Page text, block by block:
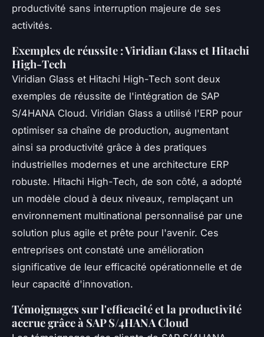
productivité sans interruption majeure de ses
activités.
Exemples de réussite : Viridian Glass et Hitachi
High-Tech
Viridian Glass et Hitachi High-Tech sont deux
exemples de réussite de l'intégration de SAP
S/4HANA Cloud. Viridian Glass a utilisé l'ERP pour
optimiser sa chaîne de production, augmentant
ainsi sa productivité grâce à des pratiques
industrielles modernes et une architecture ERP
robuste. Hitachi High-Tech, de son côté, a adopté
un modèle cloud à deux niveaux, remplaçant un
environnement multinational personnalisé par une
solution plus agile et prête pour l'avenir. Ces
entreprises ont constaté une amélioration
significative de leur efficacité opérationnelle et de
leur capacité d'innovation.
Témoignages sur l'efficacité et la productivité
accrue grâce à SAP S/4HANA Cloud